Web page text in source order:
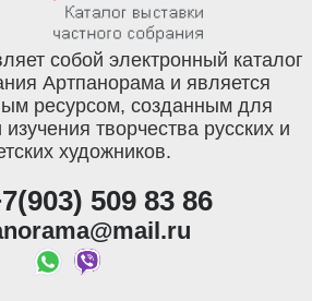
собой электронный каталог
Артпанорама и является
ресурсом, созданным для
творчества русских и
художников.
509 83 86